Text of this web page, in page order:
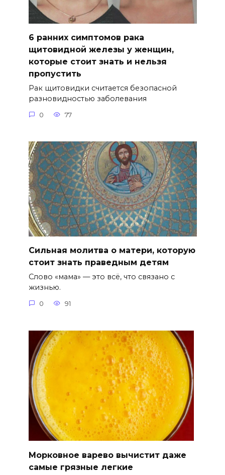
6 ранних симптомов рака
щитовидной железы у женщин,
которые стоит знать и нельзя
пропустить
Рак щитовидки считается безопасной
разновидностью заболевания
0 77
Сильная молитва о матери, которую
стоит знать праведным детям
Слово «мама» — это всё, что связано с
жизнью.
0 91
Морковное варево вычистит даже
самые грязные легкие